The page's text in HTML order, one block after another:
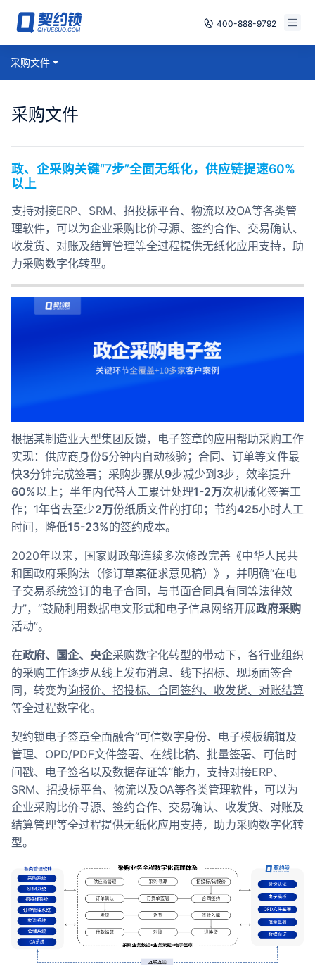
400-888-9792
智能合同
数字存档
安全合规
方案
案例
采购文件
采购文件
政、企采购关键“7步”全面无纸化，供应链提速60%
以上
支持对接ERP、SRM、招投标平台、物流以及OA等各类管
理软件，可以为企业采购比价寻源、签约合作、交易确认、
收发货、对账及结算管理等全过程提供无纸化应用支持，助
力采购数字化转型。
根据某制造业大型集团反馈，电子签章的应用帮助采购工作
实现：供应商身份5分钟内自动核验；合同、订单等文件最
快3分钟完成签署；采购步骤从9步减少到 3步，效率提升
60%以上；半年内代替人工累计处理1-2万次机械化签署工
作；1年省去至少2万份纸质文件的打印；节约425小时人工
时间，降低15-23%的签约成本。
2020年以来，国家财政部连续多次修改完善《中华人民共
和国政府采购法（修订草案征求意见稿）》，并明确“在电
子交易系统签订的电子合同，与书面合同具有同等法律效
力”，“鼓励利用数据电文形式和电子信息网络开展政府采购
活动”。
在政府、国企、央企采购数字化转型的带动下，各行业组织
的采购工作逐步从线上发布消息、线下招标、现场面签合
同，转变为询报价、招投标、合同签约、收发货、对账结算
等全过程数字化。
契约锁电子签章全面融合“可信数字身份、电子模板编辑及
管理、OPD/PDF文件签署、在线比稿、批量签署、可信时
间戳、电子签名以及数据存证等”能力，支持对接ERP、
SRM、招投标平台、物流以及OA等各类管理软件，可以为
企业采购比价寻源、签约合作、交易确认、收发货、对账及
结算管理等全过程提供无纸化应用支持，助力采购数字化转
型。